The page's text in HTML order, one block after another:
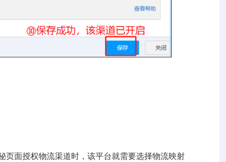
页面授权物流渠道时，该平台就需要选择物流映射